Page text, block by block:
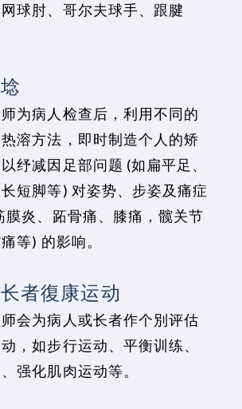
球肘、哥尔夫球手、跟腱
为病人检查后，利用不同的
溶方法，即时制造个人的矫
纾减因足部问题 (如扁平足、
短脚等) 对姿势、步姿及痛症
膜炎、跖骨痛、膝痛，髋关节
等) 的影响。
者復康运动
会为病人或长者作个別评估
，如步行运动、平衡训练、
强化肌肉运动等。